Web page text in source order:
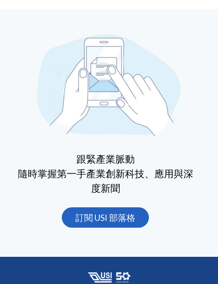
跟緊產業脈動
隨時掌握第一手產業創新科技、應用與深
度新聞
訂閱 USI 部落格